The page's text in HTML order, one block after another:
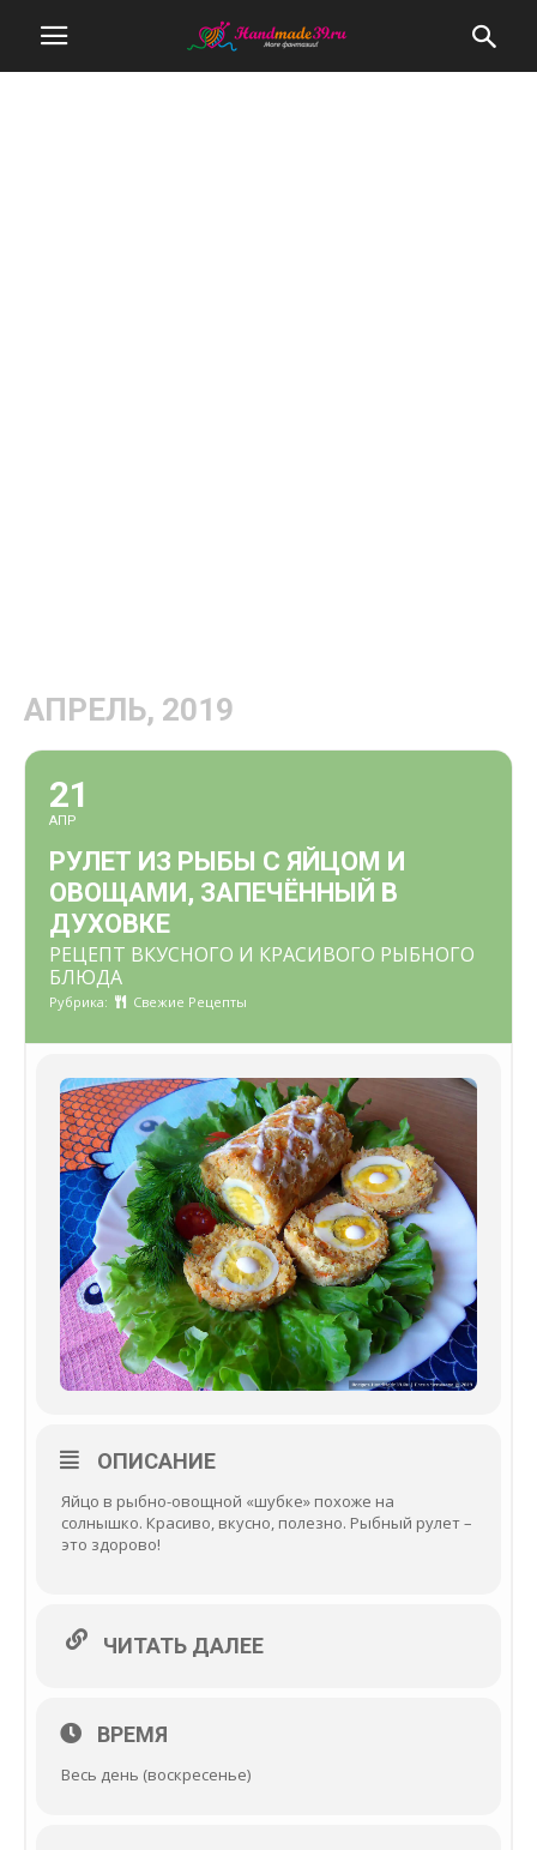
АПРЕЛЬ, 2019
21
АПР
РУЛЕТ ИЗ РЫБЫ С ЯЙЦОМ И
ОВОЩАМИ, ЗАПЕЧЁННЫЙ В
ДУХОВКЕ
РЕЦЕПТ ВКУСНОГО И КРАСИВОГО РЫБНОГО
БЛЮДА
Рубрика: Свежие Рецепты
ОПИСАНИЕ
Яйцо в рыбно-овощной «шубке» похоже на
солнышко. Красиво, вкусно, полезно. Рыбный рулет –
это здорово!
ЧИТАТЬ ДАЛЕЕ
ВРЕМЯ
Весь день (воскресенье)